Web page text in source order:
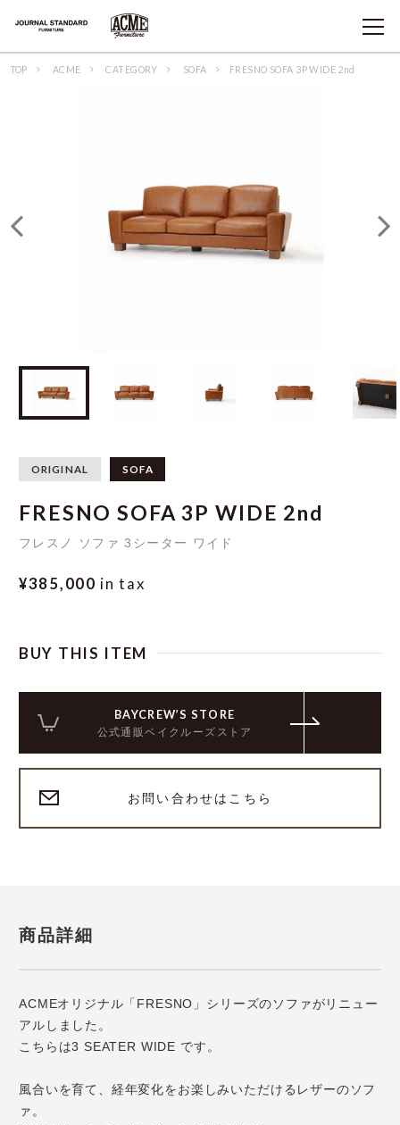
TOP ACME CATEGORY SOFA FRESNO SOFA 3P WIDE 2nd
ORIGINAL SOFA
FRESNO SOFA 3P WIDE 2nd
フレスノ ソファ 3シーター ワイド
¥385,000 in tax
BUY THIS ITEM
BAYCREW’S STORE
公式通販ベイクルーズストア
お問い合わせはこちら
商品詳細
ACMEオリジナル「FRESNO」シリーズのソファがリニュー
アルしました。
こちらは3 SEATER WIDE です。
風合いを育て、経年変化をお楽しみいただけるレザーのソフ
ァ。